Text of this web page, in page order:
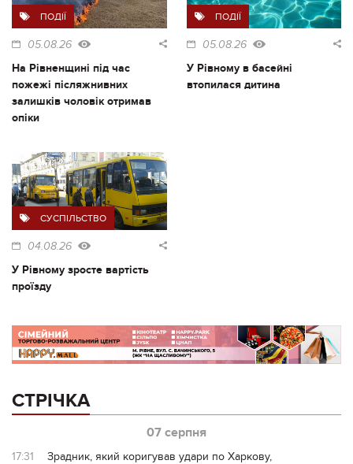
ПОДІЇ
05.08.26
На Рівненщині під час
пожежі післяжнивних
залишків чоловік отримав
опіки
ПОДІЇ
05.08.26
У Рівному в басейні
втопилася дитина
СУСПІЛЬСТВО
04.08.26
У Рівному зросте вартість
проїзду
СТРІЧКА
07 серпня
17:31
Зрадник, який коригував удари по Харкову,